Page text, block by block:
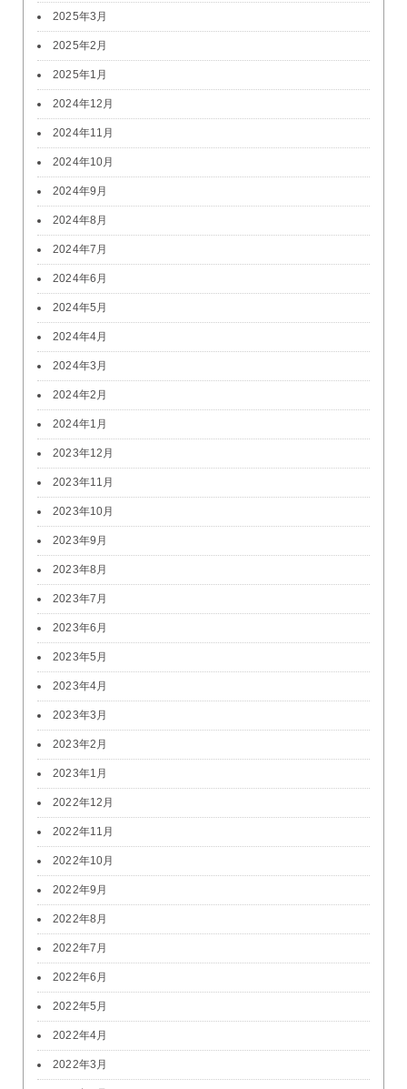
2025年3月
2025年2月
2025年1月
2024年12月
2024年11月
2024年10月
2024年9月
2024年8月
2024年7月
2024年6月
2024年5月
2024年4月
2024年3月
2024年2月
2024年1月
2023年12月
2023年11月
2023年10月
2023年9月
2023年8月
2023年7月
2023年6月
2023年5月
2023年4月
2023年3月
2023年2月
2023年1月
2022年12月
2022年11月
2022年10月
2022年9月
2022年8月
2022年7月
2022年6月
2022年5月
2022年4月
2022年3月